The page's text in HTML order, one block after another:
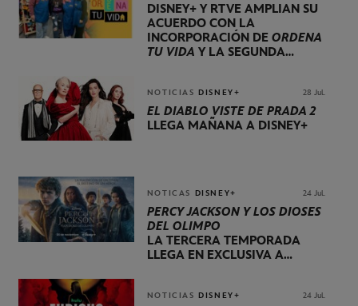
DISNEY+ Y RTVE AMPLÍAN SU
ACUERDO CON LA
INCORPORACIÓN DE ORDENA
TU VIDA Y LA SEGUNDA
NOTICIAS DISNEY+ 28 Jul.
EL DIABLO VISTE DE PRADA 2
LLEGA MAÑANA A DISNEY+
NOTICAS DISNEY+ 24 Jul.
PERCY JACKSON Y LOS DIOSES
DEL OLIMPO
LA TERCERA TEMPORADA
LLEGA EN EXCLUSIVA A
NOTICIAS DISNEY+ 24 Jul.